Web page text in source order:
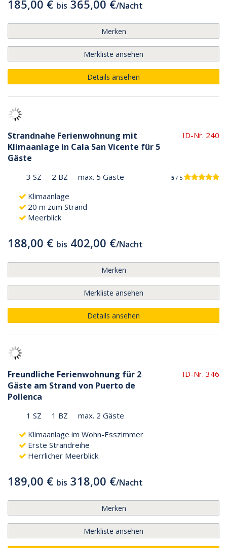
185,00 € bis 365,00 €/Nacht
Merken
Merkliste ansehen
Details ansehen
Strandnahe Ferienwohnung mit
Klimaanlage in Cala San Vicente für 5
Gäste
ID-Nr. 240
3 SZ 2 BZ max. 5 Gäste 5 / 5
Klimaanlage
20 m zum Strand
Meerblick
188,00 € bis 402,00 €/Nacht
Merken
Merkliste ansehen
Details ansehen
Freundliche Ferienwohnung für 2
Gäste am Strand von Puerto de
Pollenca
ID-Nr. 346
1 SZ 1 BZ
max. 2 Gäste
Klimaanlage im Wohn-Esszimmer
Erste Strandreihe
Herrlicher Meerblick
189,00 € bis 318,00 €/Nacht
Merken
Merkliste ansehen